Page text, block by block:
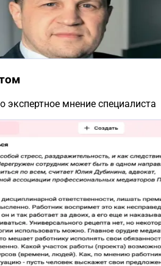
экспертное мнение специалиста